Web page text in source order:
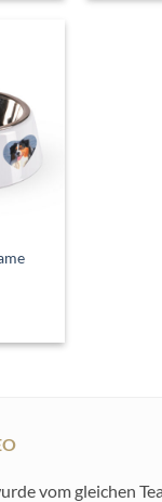
vom gleichen